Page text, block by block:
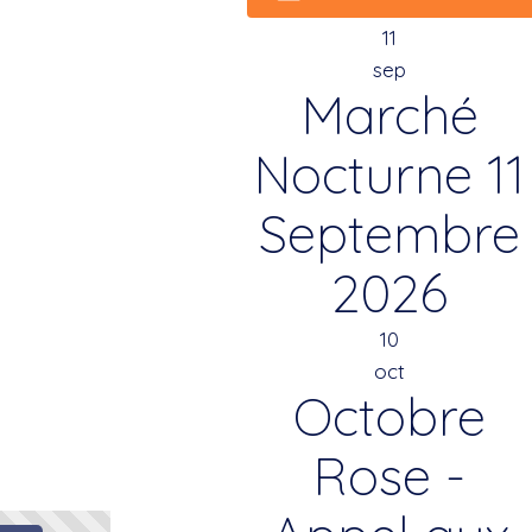
11
sep
Marché
Nocturne 11
Septembre
2026
10
oct
Octobre
Rose -